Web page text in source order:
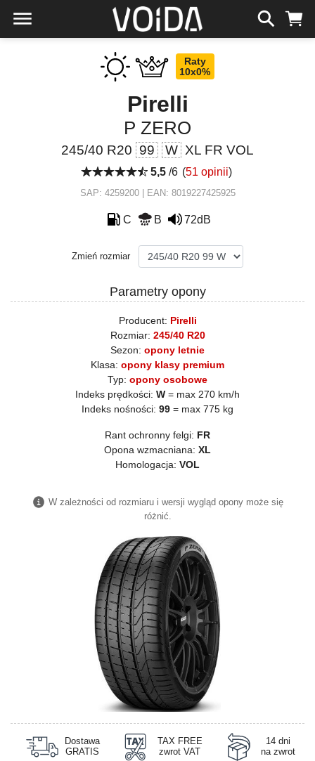
Raty
10x0%
Pirelli
P ZERO
245/40 R20 99 W XL FR VOL
5,5/6 (51 opinii)
SAP: 4259200 | EAN: 8019227425925
C B 72dB
Zmień rozmiar
Parametry opony
Producent: Pirelli
Rozmiar: 245/40 R20
Sezon: opony letnie
Klasa: opony klasy premium
Typ: opony osobowe
Indeks prędkości: W = max 270 km/h
Indeks nośności: 99 = max 775 kg
Rant ochronny felgi: FR
Opona wzmacniana: XL
Homologacja: VOL
W zależności od rozmiaru i wersji wygląd opony może się
różnić.
Dostawa
GRATIS
TAX FREE
zwrot VAT
14 dni
na zwrot